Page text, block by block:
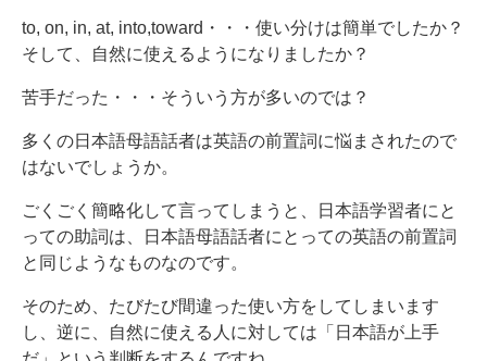
to, on, in, at, into,toward・・・使い分けは簡単でしたか？
そして、自然に使えるようになりましたか？
苦手だった・・・そういう方が多いのでは？
多くの日本語母語話者は英語の前置詞に悩まされたので
はないでしょうか。
ごくごく簡略化して言ってしまうと、日本語学習者にと
っての助詞は、日本語母語話者にとっての英語の前置詞
と同じようなものなのです。
そのため、たびたび間違った使い方をしてしまいます
し、逆に、自然に使える人に対しては「日本語が上手